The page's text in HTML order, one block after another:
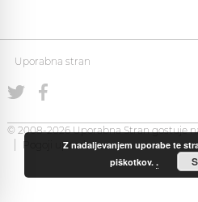
Uporabna stran
© 2008-2026 Uporabna Stran gostuje
Pogoji uporabeZ nadaljevanjem uporabe te
piškotkov..